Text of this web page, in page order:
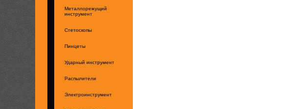
Металлорежущий
инструмент
Стетоскопы
Пинцеты
Ударный инструмент
Распылители
Электроинструмент